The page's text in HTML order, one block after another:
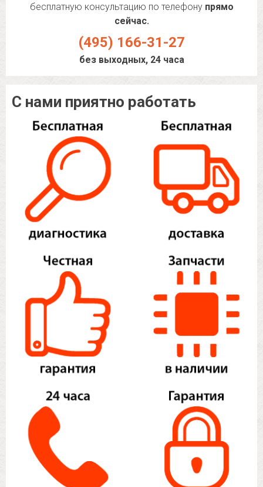
бесплатную консультацию по телефону прямо
сейчас.
(495) 166-31-27
без выходных, 24 часа
С нами приятно работать